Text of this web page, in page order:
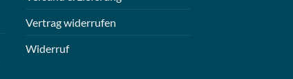
Vertrag widerrufen
Widerruf